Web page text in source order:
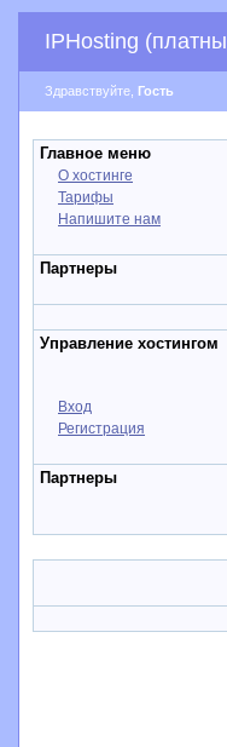
IPHosting
Здравствуйте, Гость
Главное меню
О хостинге
Тарифы
Напишите нам
Партнеры
Управление хостингом
Вход
Регистрация
Партнеры